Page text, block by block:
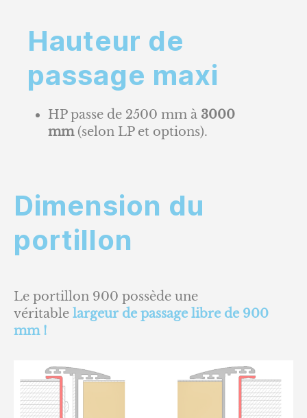
Hauteur de
passage maxi
HP passe de 2500 mm à 3000
mm(selon LP et options).
Dimension du
portillon
Le portillon 900 possède une
véritable largeur de passage libre de 900
mm !